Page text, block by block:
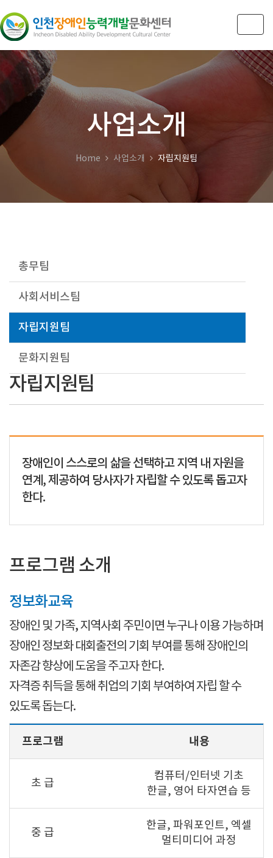
사업소개
Home 사업소개 자립지원팀
총무팀
사회서비스팀
자립지원팀
문화지원팀
자립지원팀
장애인이 스스로의 삶을 선택하고 지역 내 자원을
연계, 제공하여 당사자가 자립할 수 있도록 돕고자
한다.
프로그램 소개
정보화교육
장애인 및 가족, 지역사회 주민이면 누구나 이용 가능하며
장애인 정보화 대회출전의 기회 부여를 통해 장애인의
자존감 향상에 도움을 주고자 한다.
자격증 취득을 통해 취업의 기회 부여하여 자립 할 수
있도록 돕는다.
프로그램 내용
초 급
컴퓨터/인터넷 기초
한글, 영어 타자연습 등
중 급
한글, 파워포인트, 엑셀
멀티미디어 과정